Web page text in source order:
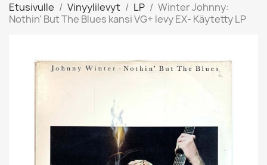
Etusivulle Vinyylilevyt LP
Winter Johnny:
Nothin' But The Blues kansi VG+ levy EX- Käytetty LP